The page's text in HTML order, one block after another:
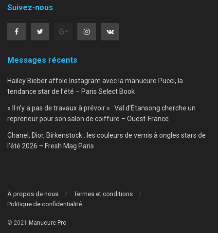
Suivez-nous
Messages récents
Hailey Bieber affole Instagram avec la manucure Pucci, la
tendance star de l’été – Paris Select Book
« Il n’y a pas de travaux à prévoir » : Val d’Étansong cherche un
repreneur pour son salon de coiffure – Ouest-France
Chanel, Dior, Birkenstock : les couleurs de vernis à ongles stars de
l’été 2026 – Fresh Mag Paris
À propos de nous
Termes et conditions
Politique de confidentialité
© 2021 Manucure-Pro